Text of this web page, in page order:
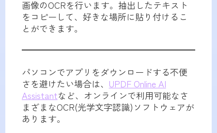
画像のOCRを行います。抽出したテキスト
をコピーして、好きな場所に貼り付けるこ
とができます。
パソコンでアプリをダウンロードする不便
さを避けたい場合は、 UPDF Online AI
Assistantなど、オンラインで利用可能なさ
まざまなOCR(光学文字認識)ソフトウェアが
あります。